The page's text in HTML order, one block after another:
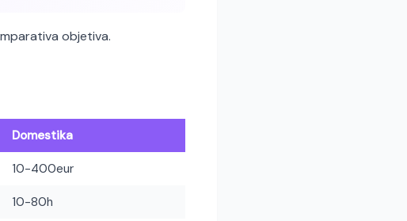
objetiva.
Domestika
10-400eur
10-80h